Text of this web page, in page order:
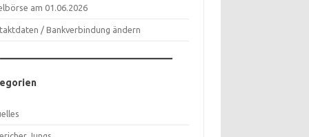
am 01.06.2026
/ Bankverbindung ändern